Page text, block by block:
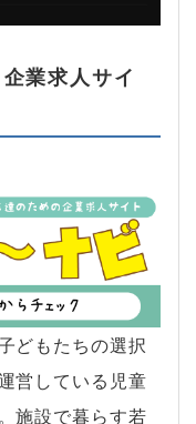
業求人サイ
どもたちの選択
営している児童
施設で暮らす若